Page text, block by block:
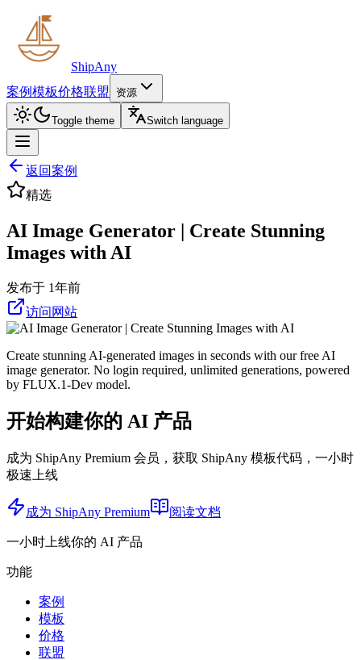
ShipAny
案例模板价格联盟 资源
Toggle theme Switch language
返回案例
精选
AI Image Generator | Create Stunning
Images with AI
发布于 1年前
访问网站
Create stunning AI-generated images in seconds with our free AI
image generator. No login required, unlimited generations, powered
by FLUX.1-Dev model.
开始构建你的 AI 产品
成为 ShipAny Premium 会员，获取 ShipAny 模板代码，一小时
极速上线
成为 ShipAny Premium 阅读文档
一小时上线你的 AI 产品
功能
案例
模板
价格
联盟